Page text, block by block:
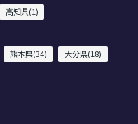
高知県(1)
熊本県(34)
大分県(18)